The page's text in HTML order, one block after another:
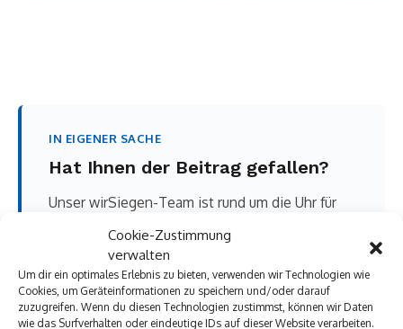
Cookie-Zustimmung
verwalten
Um dir ein optimales Erlebnis zu bieten, verwenden wir Technologien wie
Cookies, um Geräteinformationen zu speichern und/oder darauf
zuzugreifen. Wenn du diesen Technologien zustimmst, können wir Daten
wie das Surfverhalten oder eindeutige IDs auf dieser Website verarbeiten.
IN EIGENER SACHE
Hat Ihnen der Beitrag gefallen?
Unser wirSiegen-Team ist rund um die Uhr für
das kostenlos für alle Leser. Recherche, Fotos
vor Ort, Technik und Deutschlands sagenhaft
günstiger Super-Sprit 😉 kosten uns allerdings
einiges an Zeit und Geld. Wenn Ihnen gefällt,